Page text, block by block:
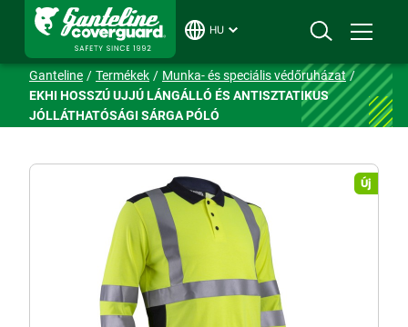
HU
Ganteline Termékek
Munka- és speciális védőruházat
EKHI HOSSZÚ UJJÚ LÁNGÁLLÓ ÉS ANTISZTATIKUS
JÓLLÁTHATÓSÁGI SÁRGA PÓLÓ
Új